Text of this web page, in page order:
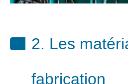
2. Les
fabrication